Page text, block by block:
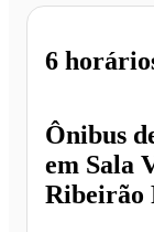
Ônibus
em Sala
Ribeirão
6